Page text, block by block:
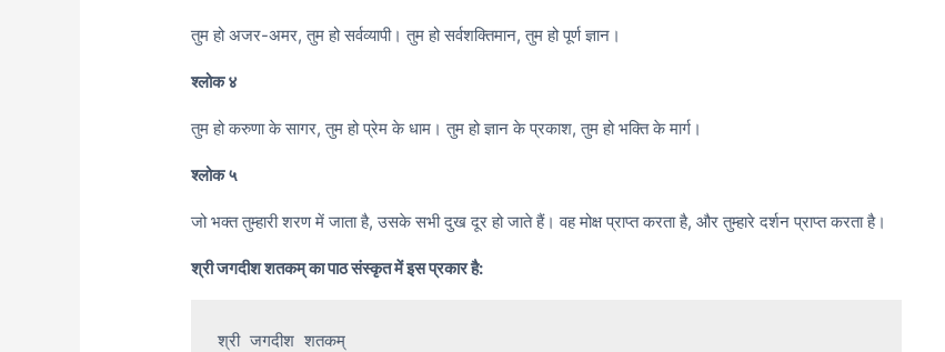
तुम हो अजर-अमर, तुम हो सर्वव्यापी। तुम हो सर्वशक्तिमान, तुम हो पूर्ण ज्ञान।
श्लोक ४
तुम हो करुणा के सागर, तुम हो प्रेम के धाम। तुम हो ज्ञान के प्रकाश, तुम हो भक्ति के मार्ग।
श्लोक ५
जो भक्त तुम्हारी शरण में जाता है, उसके सभी दुख दूर हो जाते हैं। वह मोक्ष प्राप्त करता है, और तुम्हारे दर्शन प्राप्त करता है।
श्री जगदीश शतकम् का पाठ संस्कृत में इस प्रकार है:
श्री जगदीश शतकम्